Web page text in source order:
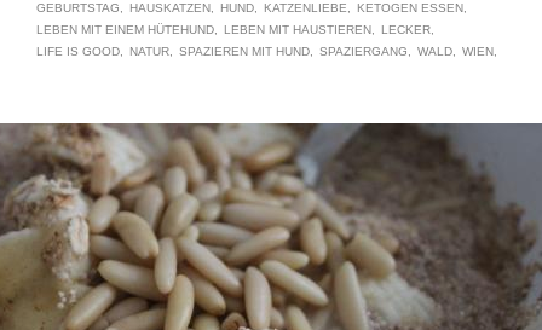
GEBURTSTAG
HAUSKATZEN HUND KATZENLIEBE
KETOGEN ESSEN
LEBEN MIT EINEM HÜTEHUND
LEBEN MIT HAUSTIEREN
LECKER
LIFE IS GOOD
NATUR SPAZIEREN MIT HUND SPAZIERGANG WALD WIEN